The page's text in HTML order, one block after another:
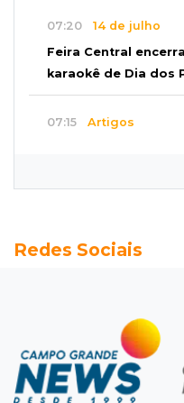
07:20 14 de julho
Feira Central
karaokê de Dia dos
07:15 Artigos
chance de chuva em
Eles cancelaram
sonho de ser pais
07:03Centro
Redes Sociais